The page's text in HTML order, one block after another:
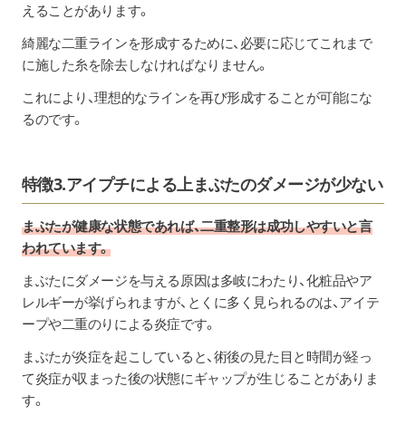
えることがあります。
綺麗な二重ラインを形成するために、必要に応じてこれまで
に施した糸を除去しなければなりません。
これにより、理想的なラインを再び形成することが可能にな
るのです。
特徴3.アイプチによる上まぶたのダメージが少ない
まぶたが健康な状態であれば、二重整形は成功しやすいと言
われています。
まぶたにダメージを与える原因は多岐にわたり、化粧品やア
レルギーが挙げられますが、とくに多く見られるのは、アイテ
ープや二重のりによる炎症です。
まぶたが炎症を起こしていると、術後の見た目と時間が経っ
て炎症が収まった後の状態にギャップが生じることがありま
す。